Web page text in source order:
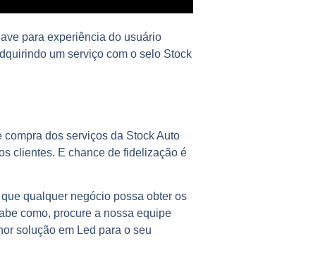
para experiência do usuário
um serviço com o selo Stock
dos serviços da Stock Auto
clientes. E chance de fidelização é
qualquer negócio possa obter os
como, procure a nossa equipe
solução em Led para o seu